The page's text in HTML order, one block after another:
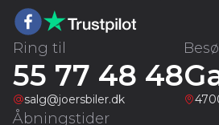
Ring til
55 77 48 48
salg@joersbiler.dk
Åbningstider